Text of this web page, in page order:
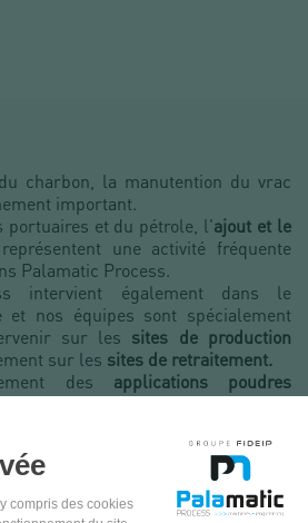
charbon, la manutention du vrac
important.
portuaires et du pétrole, l'ajout et le
une activité fréquente
Palamatic Process.
intervient également dans le
et nos équipes sont spécialement
sur les sites de production
sur les sites de retraitement.
des applications poudres
dans la fabrication depanneaux
de silicium
de
(résidus solides des
été réalisées par Palamatic
en big bags les cendres
t.